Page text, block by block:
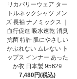
リカバリーウェア ター
トルネックシャツ メン
ズ 長袖 ナノミックス ｜
血行促進 吸水速乾 消臭
抗菌 特許 肌にやさしい
かぶれない ムレない ト
ップス インナー あった
か衣 日本製 95629
7,480円(税込)